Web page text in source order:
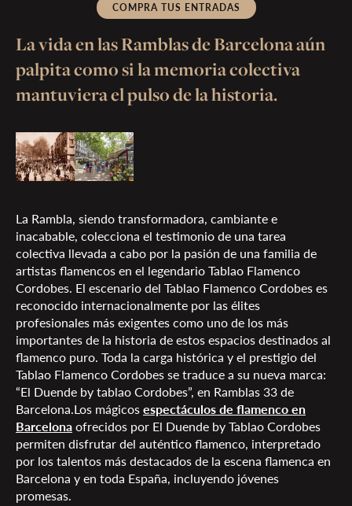
COMPRA TUS ENTRADAS
La vida en las Ramblas de Barcelona aún
palpita como si la memoria colectiva
mantuviera el pulso de la historia.
La Rambla, siendo transformadora, cambiante e
inacabable, colecciona el testimonio de una tarea
colectiva llevada a cabo por la pasión de una familia de
artistas flamencos en el legendario Tablao Flamenco
Cordobes. El escenario del Tablao Flamenco Cordobes es
reconocido internacionalmente por las élites
profesionales más exigentes como uno de los más
importantes de la historia de estos espacios destinados al
flamenco puro. Toda la carga histórica y el prestigio del
Tablao Flamenco Cordobes se traduce a su nueva marca:
“El Duende by tablao Cordobes”, en Ramblas 33 de
Barcelona.Los mágicosespectáculos de flamenco en
Barcelonaofrecidos por El Duende by Tablao Cordobes
permiten disfrutar del auténtico flamenco, interpretado
por los talentos más destacados de la escena flamenca en
Barcelona y en toda España, incluyendo jóvenes
promesas.